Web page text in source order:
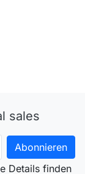
sales
Details finden